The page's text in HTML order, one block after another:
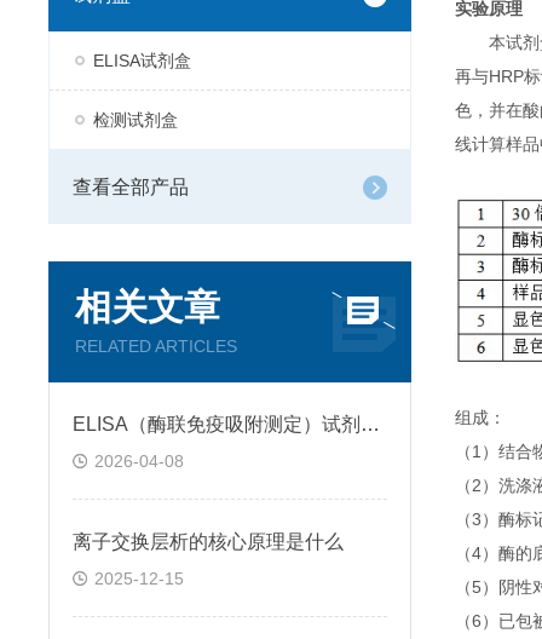
ELISA试剂盒
检测试剂盒
查看全部产品
相关文章
RELATED ARTICLES
ELISA（酶联免疫吸附测定）试剂盒原理类型检测方法
2026-04-08
离子交换层析的核心原理是什么
2025-12-15
实验原理
本试
再与HRP
色，并在
线计算样
组成：
（1）结
（2）洗
（3）酶
（4）酶的
（5）阴
（6）已